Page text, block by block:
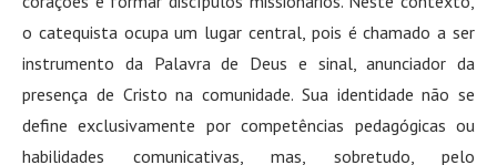
o catequista ocupa um lugar central, pois é chamado a ser
instrumento da Palavra de Deus e sinal, anunciador da
presença de Cristo na comunidade. Sua identidade não se
define exclusivamente por competências pedagógicas ou
habilidades comunicativas, mas, sobretudo, pelo